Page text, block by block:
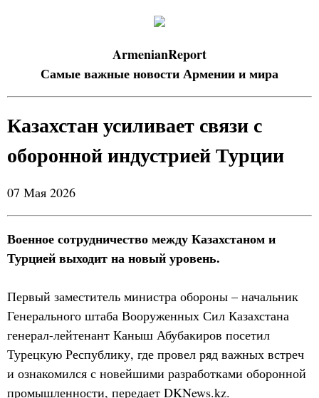
ArmenianReport
Самые важные новости Армении и мира
Казахстан усиливает связи с
оборонной индустрией Турции
07 Мая 2026
Военное сотрудничество между Казахстаном и
Турцией выходит на новый уровень.
Первый заместитель министра обороны – начальник
Генерального штаба Вооруженных Сил Казахстана
генерал-лейтенант Каныш Абубакиров посетил
Турецкую Республику, где провел ряд важных встреч
и ознакомился с новейшими разработками оборонной
промышленности, передает DKNews.kz.